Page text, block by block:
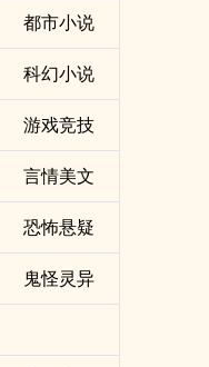
都市小说
科幻小说
游戏竞技
言情美文
恐怖悬疑
鬼怪灵异